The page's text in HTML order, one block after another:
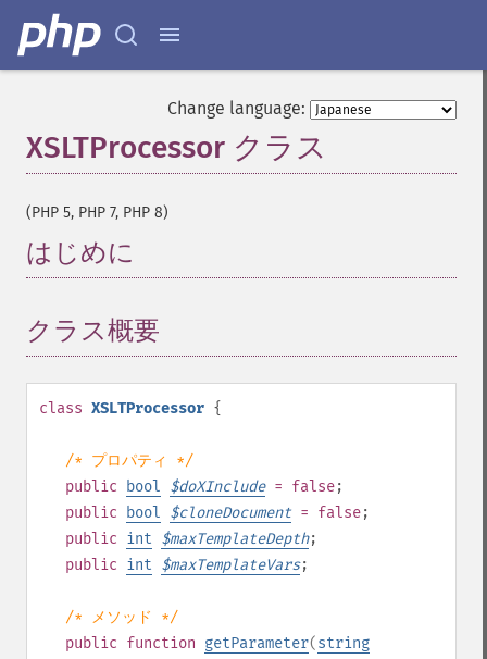
Change language:
XSLTProcessor クラス
(PHP 5, PHP 7, PHP 8)
はじめに
クラス概要
class XSLTProcessor {
/* プロパティ */
public
bool $doXInclude= false;
public
bool $cloneDocument = false;
public int $maxTemplateDepth;
public int $maxTemplateVars;
/* メソッド */
public function getParameter(string